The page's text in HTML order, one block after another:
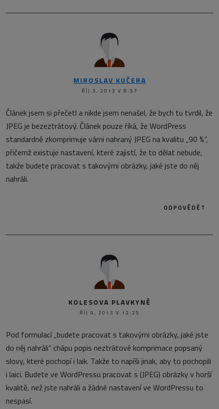
MIROSLAV KUČERA
ŘÍJ 3, 2013 V 8:57
Článek jsem si přečetl a nikde jsem nenašel, že bych tu tvrdil, že
JPEG je bezeztrátový. Článek pouze říká, že WordPress
standardně zkomprimuje vámi nahraný JPEG na kvalitu „90 %“,
přičemž existuje nastavení, které zajistí, že to dělat nebude,
takže budete pracovat s takovými obrázky, jaké jste do něj
nahráli.
ODPOVĚDĚT
KOLESOVA PLAVKYNĚ
ŘÍJ 9, 2013 V 12:25
Pod formulací „budete pracovat s takovými obrázky, jaké jste
do něj nahráli“ chápu popis neztrátové komprimace popsaný
slovy, které pochopí i laik. Takže to napíši jinak, aby to pochopili
i laici. Budete ve WordPressu pracovat s (JPEG) obrázky v horší
kvalitě, než jste nahráli a žádné nastavení ve WordPressu to
nespasí.